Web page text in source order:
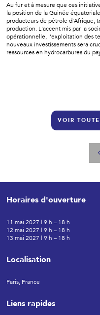
Au fur et à mesure que ces
la position de la Guinée
producteurs de pétrole d'Afrique,
production. L'accent mis par la
opérationnelle, l'exploitation des
nouveaux investissements sera
ressources en hydrocarbures du
VOIR
Horaires d'ouverture
11 mai 2027 | 9 h – 18 h
12 mai 2027 | 9 h – 18 h
13 mai 2027 | 9 h – 18 h
Localisation
Paris, France
Liens rapides